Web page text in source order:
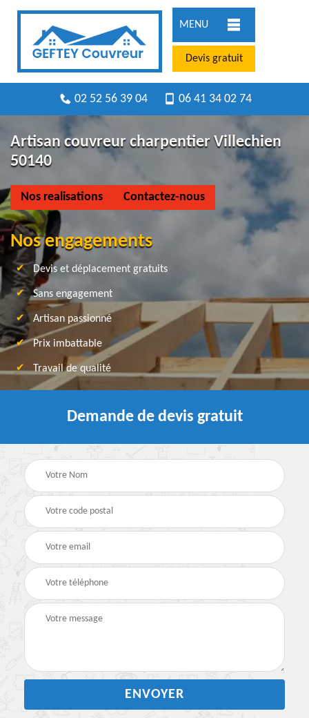
MENU
Devis gratuit
02 52 56 39 04 06 41 34 02 74
Artisan couvreur charpentier Villechien
50140
Nos realisations Contactez-nous
Nos engagements
Devis et déplacement gratuits
Sans engagement
Artisan passionné
Prix imbattable
Travail de qualité
Demande de devis gratuit